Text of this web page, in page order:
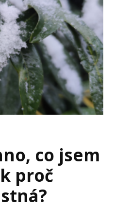
co jsem
proč